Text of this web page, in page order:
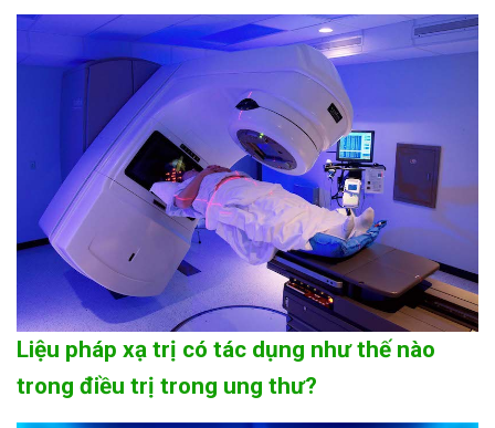
Liệu pháp xạ trị có tác dụng như thế nào
trong điều trị trong ung thư?